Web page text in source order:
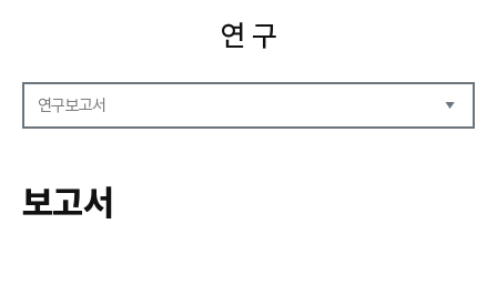
연 구
연구보고서
CEO Brief
영상자료
보고서